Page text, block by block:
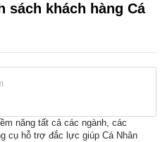
sách khách hàng Cá
năng tất cả các ngành, các
cụ hỗ trợ đắc lực giúp Cá Nhân